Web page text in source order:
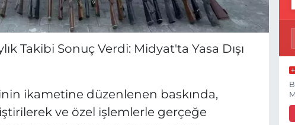
Takibi Sonuç Verdi: Midyat'ta Yasa Dışı
ikametine düzenlenen baskında,
ve özel işlemlerle gerçeğe